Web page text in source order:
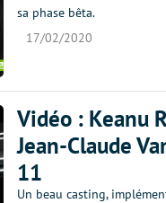
sa phase bêta.
17/02/2020
Vidéo : Keanu
Jean-Claude
11
Un beau casting,